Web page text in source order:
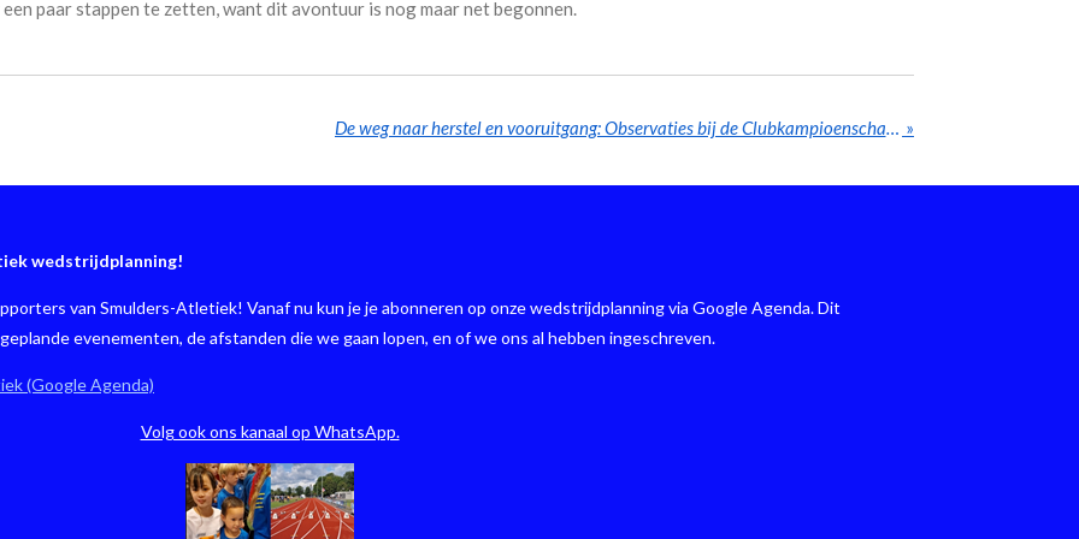
paar stappen te zetten, want dit avontuur is nog maar net begonnen.
De weg naar herstel en vooruitgang: Observaties bij de Clubkampioenschappen CIKO'66 »
wedstrijdplanning!
van Smulders-Atletiek! Vanaf nu kun je je abonneren op onze wedstrijdplanning via Google Agenda. Dit
evenementen, de afstanden die we gaan lopen, en of we ons al hebben ingeschreven.
(Google Agenda)
Volg ook ons kanaal op WhatsApp.